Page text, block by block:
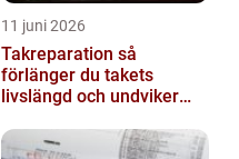
11 juni 2026
Takreparation så
förlänger du takets
livslängd och undviker